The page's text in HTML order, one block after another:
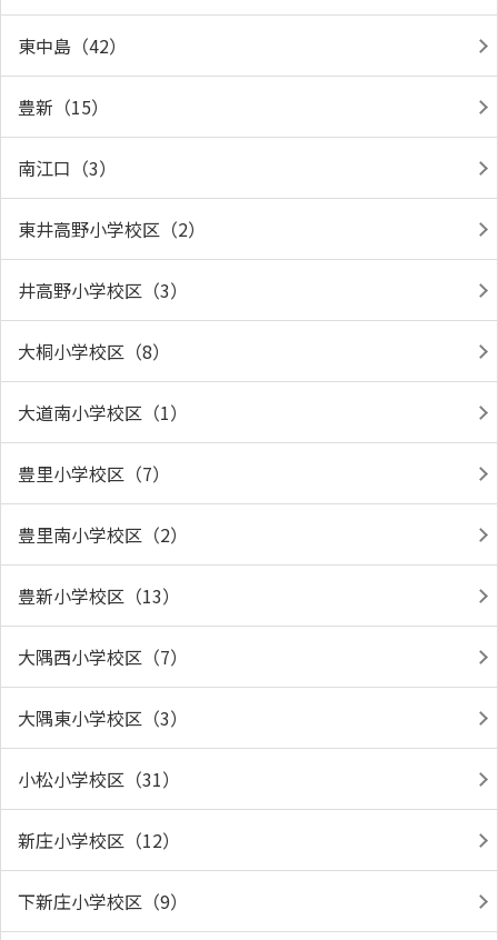
東中島（42）
豊新（15）
南江口（3）
東井高野小学校区（2）
井高野小学校区（3）
大桐小学校区（8）
大道南小学校区（1）
豊里小学校区（7）
豊里南小学校区（2）
豊新小学校区（13）
大隅西小学校区（7）
大隅東小学校区（3）
小松小学校区（31）
新庄小学校区（12）
下新庄小学校区（9）